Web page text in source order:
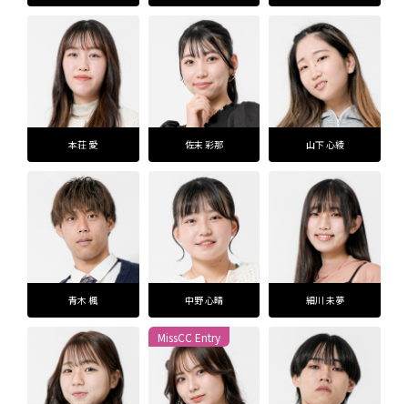
本荘 愛 佐末 彩那 山下 心綾
青木 楓 中野 心晴 細川 未夢
MissCC Entry